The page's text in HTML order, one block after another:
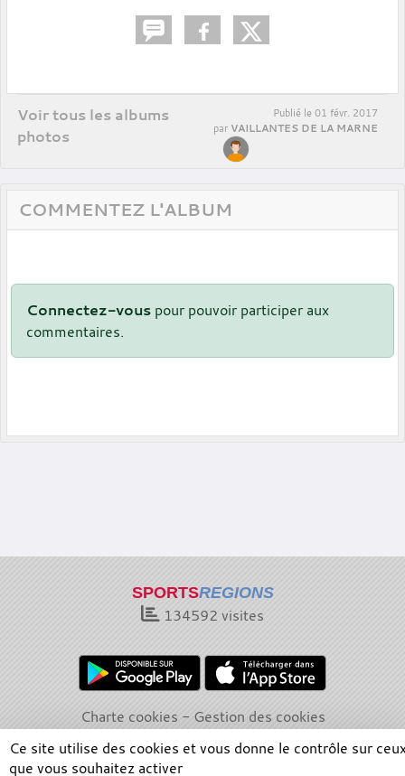
Voir tous les albums
photos
Publié le 01 févr. 2017
par VAILLANTES DE LA MARNE
COMMENTEZ L'ALBUM
Connectez-vous pour pouvoir participer aux
commentaires.
SPORTSREGIONS
134592 visites
Charte cookies
Gestion des cookies
Informations légales
Signaler un contenu inapproprié
Ce site utilise des cookies et vous donne le contrôle sur
que vous souhaitez activer